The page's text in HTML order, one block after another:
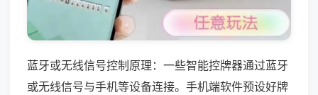
蓝牙或无线信号控制原理：一些智能控牌器通过蓝牙
或无线信号与手机等设备连接。手机端软件预设好牌